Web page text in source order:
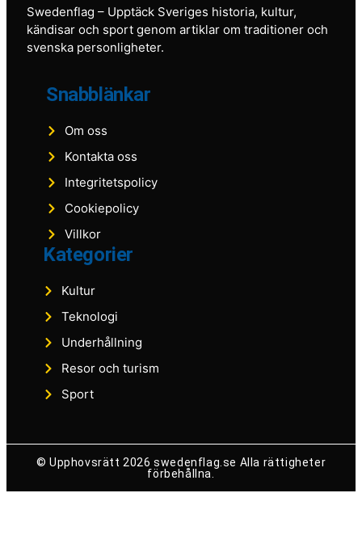
Swedenflag – Upptäck Sveriges historia, kultur,
kändisar och sport genom artiklar om traditioner och
svenska personligheter.
Snabblänkar
Om oss
Kontakta oss
Integritetspolicy
Cookiepolicy
Villkor
Kategorier
Kultur
Teknologi
Underhållning
Resor och turism
Sport
© Upphovsrätt 2026 swedenflag.se Alla rättigheter
förbehållna.